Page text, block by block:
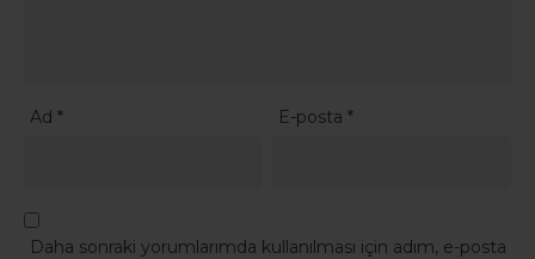
Ad * E-posta*
Daha sonraki yorumlarımda kullanılması için adım, e-posta